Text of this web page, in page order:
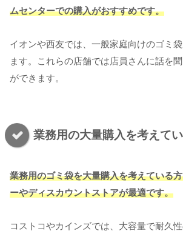
ムセンターでの購入がおすすめです。
イオンや西友では、一般家庭向けのゴミ
ます。これらの店舗では店員さんに話を
ができます。
業務用の大量購入を考えて
業務用のゴミ袋を大量購入を考えている
ーやディスカウントストアが最適です。
コストコやカインズでは、大容量で耐久